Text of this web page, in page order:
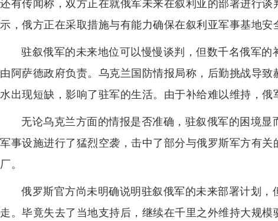
还有传闻称，双方正在就俄军未来在叙利亚的部署进行
示，俄方正在采取措施与有能力确保在叙利亚军事基地安
驻叙俄军的未来地位可以慢慢谈判，但数千名俄军
由阿萨德政府负责。乌克兰国防情报局称，后勤挑战导
水出现短缺，影响了驻军的生活。由于补给难以维持，俄
无论乌克兰方面的情报是否准确，驻叙俄军的困境
军事设施进行了猛烈空袭，击中了部分与俄罗斯军方有
厂。
俄罗斯官方尚未明确说明驻叙俄军的未来部署计划
走。毕竟失去了当地支持后，继续在千里之外维持大规模